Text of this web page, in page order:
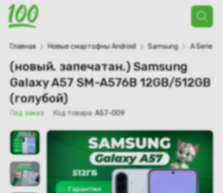
Поиск
товаров
Главная Новые смартофны Android Samsung A Series
(новый. запечатан.) Samsung
Galaxy A57 SM-A576B 12GB/512GB
(голубой)
Под заказ Код товара: A57-009